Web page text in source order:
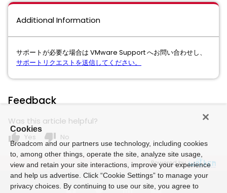
Additional Information
サポートが必要な場合は VMware Support へお問い合わせし、
サポートリクエストを送信してください。
Feedback
Was this article helpful?
thumb_up Yes thumb_down No
Powered by
Cookies
Broadcom and our partners use technology, including cookies
to, among other things, operate the site, analyze site usage,
view and retain your site interactions, improve your experience
and help us advertise. Click “Cookie Settings” to manage your
privacy choices. By continuing to use our site, you agree to